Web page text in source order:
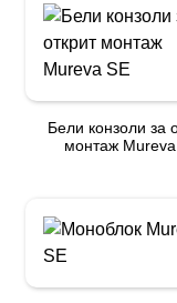
Бели конзоли за
монтаж